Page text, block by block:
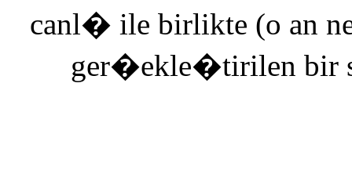
canl� ile birlikte (o an
ger�ekle�tirilen bir